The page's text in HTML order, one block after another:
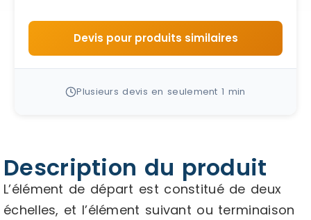
Devis pour produits similaires
Plusieurs devis en seulement 1 min
Description du produit
L’élément de départ est constitué de deux
échelles, et l’élément suivant ou terminaison